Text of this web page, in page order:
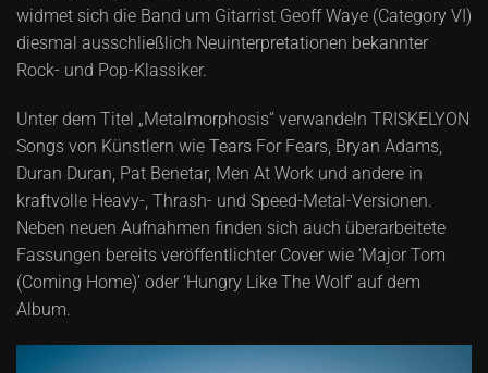
widmet sich die Band um Gitarrist Geoff Waye (Category VI)
diesmal ausschließlich Neuinterpretationen bekannter
Rock- und Pop-Klassiker.
Unter dem Titel „Metalmorphosis“ verwandeln TRISKELYON
Songs von Künstlern wie Tears For Fears, Bryan Adams,
Duran Duran, Pat Benetar, Men At Work und andere in
kraftvolle Heavy-, Thrash- und Speed-Metal-Versionen.
Neben neuen Aufnahmen finden sich auch überarbeitete
Fassungen bereits veröffentlichter Cover wie ‘Major Tom
(Coming Home)’ oder ‘Hungry Like The Wolf’ auf dem
Album.